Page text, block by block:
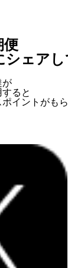
便
ェアし
が
ると
イント がも